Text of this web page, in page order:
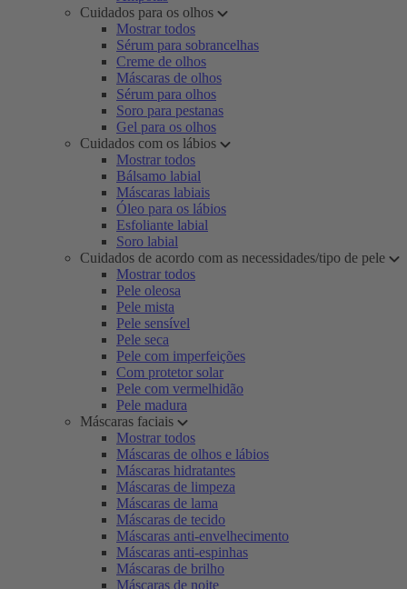
Cuidados para os olhos
Mostrar todos
Sérum para sobrancelhas
Creme de olhos
Máscaras de olhos
Sérum para olhos
Soro para pestanas
Gel para os olhos
Cuidados com os lábios
Mostrar todos
Bálsamo labial
Máscaras labiais
Óleo para os lábios
Esfoliante labial
Soro labial
Cuidados de acordo com as necessidades/tipo de pele
Mostrar todos
Pele oleosa
Pele mista
Pele sensível
Pele seca
Pele com imperfeições
Com protetor solar
Pele com vermelhidão
Pele madura
Máscaras faciais
Mostrar todos
Máscaras de olhos e lábios
Máscaras hidratantes
Máscaras de limpeza
Máscaras de lama
Máscaras de tecido
Máscaras anti-envelhecimento
Máscaras anti-espinhas
Máscaras de brilho
Máscaras de noite